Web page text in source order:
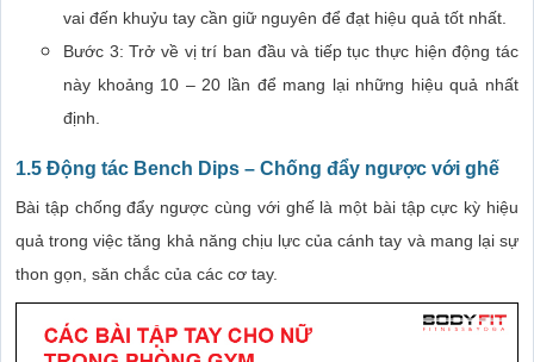
vai đến khuỷu tay cần giữ nguyên để đạt hiệu quả tốt nhất.
Bước 3: Trở về vị trí ban đầu và tiếp tục thực hiện động tác
này khoảng 10 – 20 lần để mang lại những hiệu quả nhất
định.
1.5 Động tác Bench Dips – Chống đẩy ngược với ghế
Bài tập chống đẩy ngược cùng với ghế là một bài tập cực kỳ hiệu
quả trong việc tăng khả năng chịu lực của cánh tay và mang lại sự
thon gọn, săn chắc của các cơ tay.